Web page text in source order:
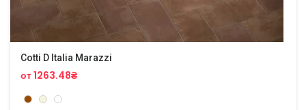
Cotti D Italia Marazzi
от 1263.48₴